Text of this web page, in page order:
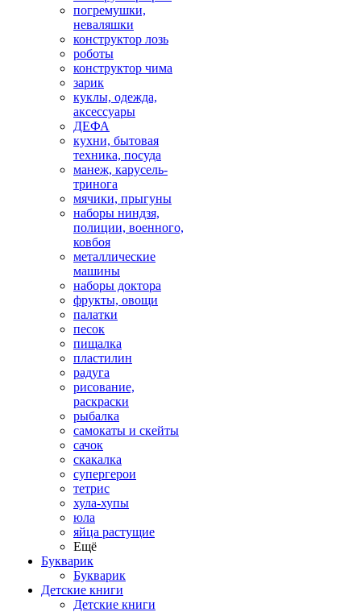
погремушки,
неваляшки
конструктор лозь
роботы
конструктор чима
зарик
куклы, одежда,
аксессуары
ДЕФА
кухни, бытовая
техника, посуда
манеж, карусель-
тринога
мячики, прыгуны
наборы ниндзя,
полиции, военного,
ковбоя
металлические
машины
наборы доктора
фрукты, овощи
палатки
песок
пищалка
пластилин
радуга
рисование,
раскраски
рыбалка
самокаты и скейты
сачок
скакалка
супергерои
тетрис
хула-хупы
юла
яйца растущие
Ещё
Букварик
Букварик
Детские книги
Детские книги